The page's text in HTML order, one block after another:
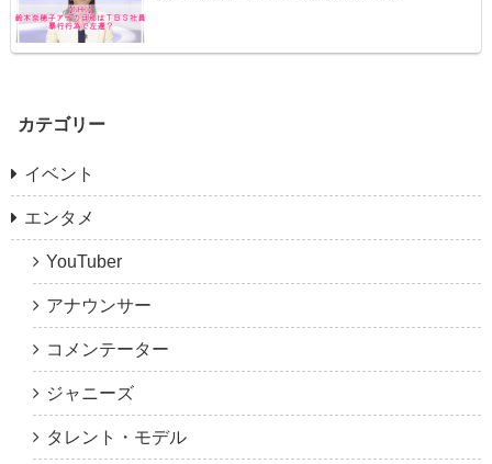
カテゴリー
イベント
エンタメ
YouTuber
アナウンサー
コメンテーター
ジャニーズ
タレント・モデル